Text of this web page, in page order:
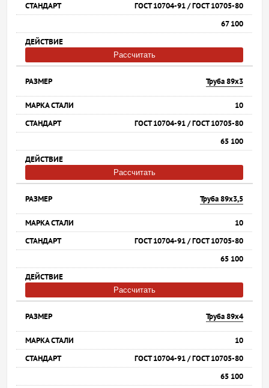
ГОСТ 10704-91 / ГОСТ 10705-80
67 100
Рассчитать
Труба 89х3
10
ГОСТ 10704-91 / ГОСТ 10705-80
65 100
Рассчитать
Труба 89х3,5
10
ГОСТ 10704-91 / ГОСТ 10705-80
65 100
Рассчитать
Труба 89х4
10
ГОСТ 10704-91 / ГОСТ 10705-80
65 100